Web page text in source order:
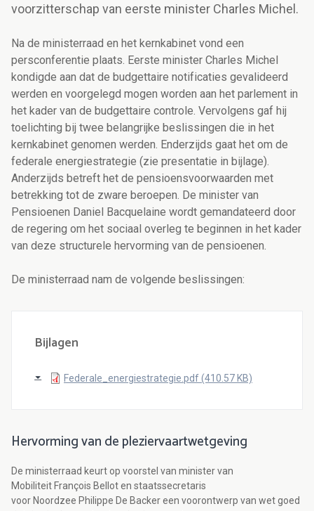
voorzitterschap van eerste minister Charles Michel.
Na de ministerraad en het kernkabinet vond een
persconferentie plaats. Eerste minister Charles Michel
kondigde aan dat de budgettaire notificaties gevalideerd
werden en voorgelegd mogen worden aan het parlement in
het kader van de budgettaire controle. Vervolgens gaf hij
toelichting bij twee belangrijke beslissingen die in het
kernkabinet genomen werden. Enderzijds gaat het om de
federale energiestrategie (zie presentatie in bijlage).
Anderzijds betreft het de pensioensvoorwaarden met
betrekking tot de zware beroepen. De minister van
Pensioenen Daniel Bacquelaine wordt gemandateerd door
de regering om het sociaal overleg te beginnen in het kader
van deze structurele hervorming van de pensioenen.
De ministerraad nam de volgende beslissingen:
Bijlagen
Federale_energiestrategie.pdf (410.57 KB)
Hervorming van de pleziervaartwetgeving
De ministerraad keurt op voorstel van minister van
Mobiliteit François Bellot en staatssecretaris
voor Noordzee Philippe De Backer een voorontwerp van wet goed